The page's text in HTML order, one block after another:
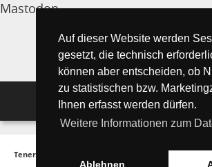
Auf dieser Website werden
gesetzt, die technisch
können aber entscheiden, ob
zu statistischen bzw.
Ihnen erfasst werden dürfen.
Weitere Informationen zum
Ablehnen
Mastodon
Navigation
Tipps für Urlauber
Teneriffa Inselmagazin ONLINE